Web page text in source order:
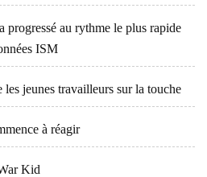
progressé au rythme le plus rapide
ISM
les jeunes travailleurs sur la touche
à réagir
Kid